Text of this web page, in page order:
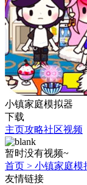
小镇家庭模拟器
下载
主页攻略社区视频
暂时没有视频~
首页 > 小镇家庭模
友情链接